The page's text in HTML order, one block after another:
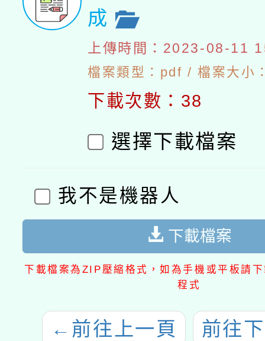
成
上傳時間：2023-08-11
檔案類型：pdf / 檔案大小
下載次數：38
選擇下載檔案
我不是機器人
下載檔案
下載檔案為ZIP壓縮格式，如為手機或平板請
程式
← 前往上一頁 前往